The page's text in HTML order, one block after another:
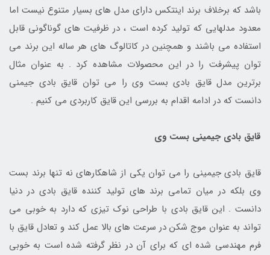
باشد که برخلاف برند اینتکس دارای مدل های بسیار متنوع نیست اما
معدود مدلهایی که تولید کرده است ، در ظرفیت های گوناگونی قابل
استفاده می باشند و همچنین در کاتالوگ های هر ساله این برند می
توان پیشرفت را در این محصولات مشاهده کرد . به عنوان مثال
برترین مدل قایق بادی بست وی را می توان قایق بادی جیمنی
دانست که در ادامه اقدام به بررسی این قایق کاربردی می کنیم .
قایق بادی جیمینی بست وی
قایق بادی جیمینی را می توان یکی از شاهکارهای نه تنها برند بست
وی بلکه در میان تمامی برند های تولید کننده قایق بادی در دنیا
دانست . این قایق بادی با طراحی نوک تیزی که دارد به خوبی می
تواند به عنوان موج شکن در سرعت های بالا عمل کند و تعادل قایق با
فرم مهندسی شده ای که برای آن در نظر گرفته شده است به خوبی